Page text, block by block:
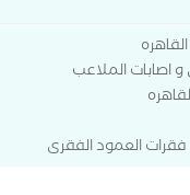
اصابات الملاعب
العمود الفقرى